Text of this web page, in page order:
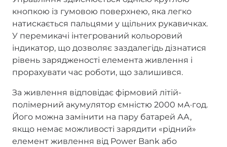
кнопкою із гумовою поверхнею, яка легко
натискається пальцями у щільних рукавичках.
У перемикачі інтегрований кольоровий
індикатор, що дозволяє заздалегідь дізнатися
рівень зарядженості елемента живлення і
прорахувати час роботи, що залишився.
За живлення відповідає фірмовий літій-
полімерний акумулятор ємністю 2000 мА·год.
Його можна замінити на пару батарей АА,
якщо немає можливості зарядити «рідний»
елемент живлення від Power Bank або